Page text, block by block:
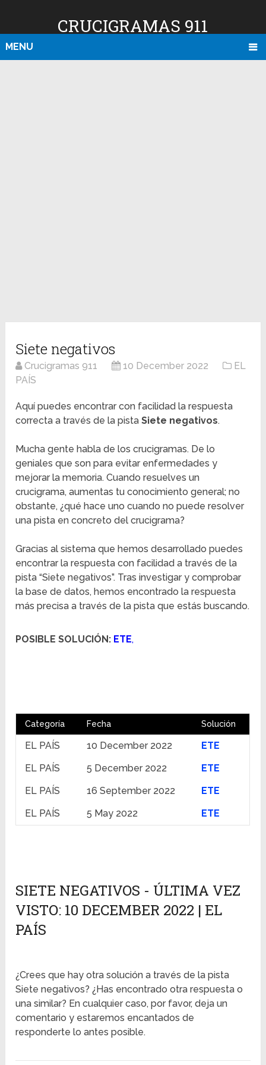
CRUCIGRAMAS 911
MENU
Siete negativos
Crucigramas 911 10 December 2022
EL
PAÍS
Aquí puedes encontrar con facilidad la respuesta
correcta a través de la pistaSiete negativos.
Mucha gente habla de los crucigramas. De lo
geniales que son para evitar enfermedades y
mejorar la memoria. Cuando resuelves un
crucigrama, aumentas tu conocimiento general; no
obstante, ¿qué hace uno cuando no puede resolver
una pista en concreto del crucigrama?
Gracias al sistema que hemos desarrollado puedes
encontrar la respuesta con facilidad a través de la
pista “Siete negativos”. Tras investigar y comprobar
la base de datos, hemos encontrado la respuesta
más precisa a través de la pista que estás buscando.
POSIBLE SOLUCIÓN: ETE,
Categoría Fecha Solución
EL PAÍS 10 December 2022
ETE
EL PAÍS
5 December 2022
ETE
EL PAÍS
16 September 2022
ETE
EL PAÍS
5 May 2022 ETE
SIETE NEGATIVOS - ÚLTIMA VEZ
VISTO: 10 DECEMBER 2022 | EL
PAÍS
¿Crees que hay otra solución a través de la pista
Siete negativos? ¿Has encontrado otra respuesta o
una similar? En cualquier caso, por favor, deja un
comentario y estaremos encantados de
responderte lo antes posible.